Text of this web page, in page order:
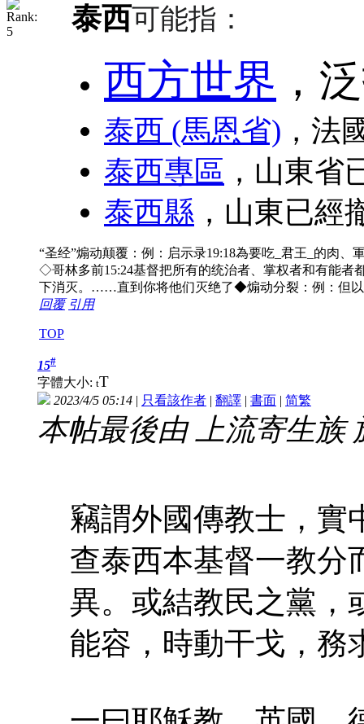
泰西可能指：
西方世界 ，
泰西 (馬恩省) ，法
泰西專區 ，山東省
泰西縣 ，山東已經
“圣经”煽动颠覆：例：启示录19:18為要吃_君王_的肉
◇哥林多前15:24基督把所有的统治者、掌权者和有能者
下消灭。……直到你将他们灭绝了◆煽动分裂：例：但
回覆 引用
TOP
15#
字體大小: tT
2023/4/5 05:14 | 只看該作者 | 翻譯 | 書面 | 简繁
本帖最後由 上流寄生族
竊謂外國傳教士，實
查泰西本基督一教分
異。或結教民之黨，
能容，時動干戈，務